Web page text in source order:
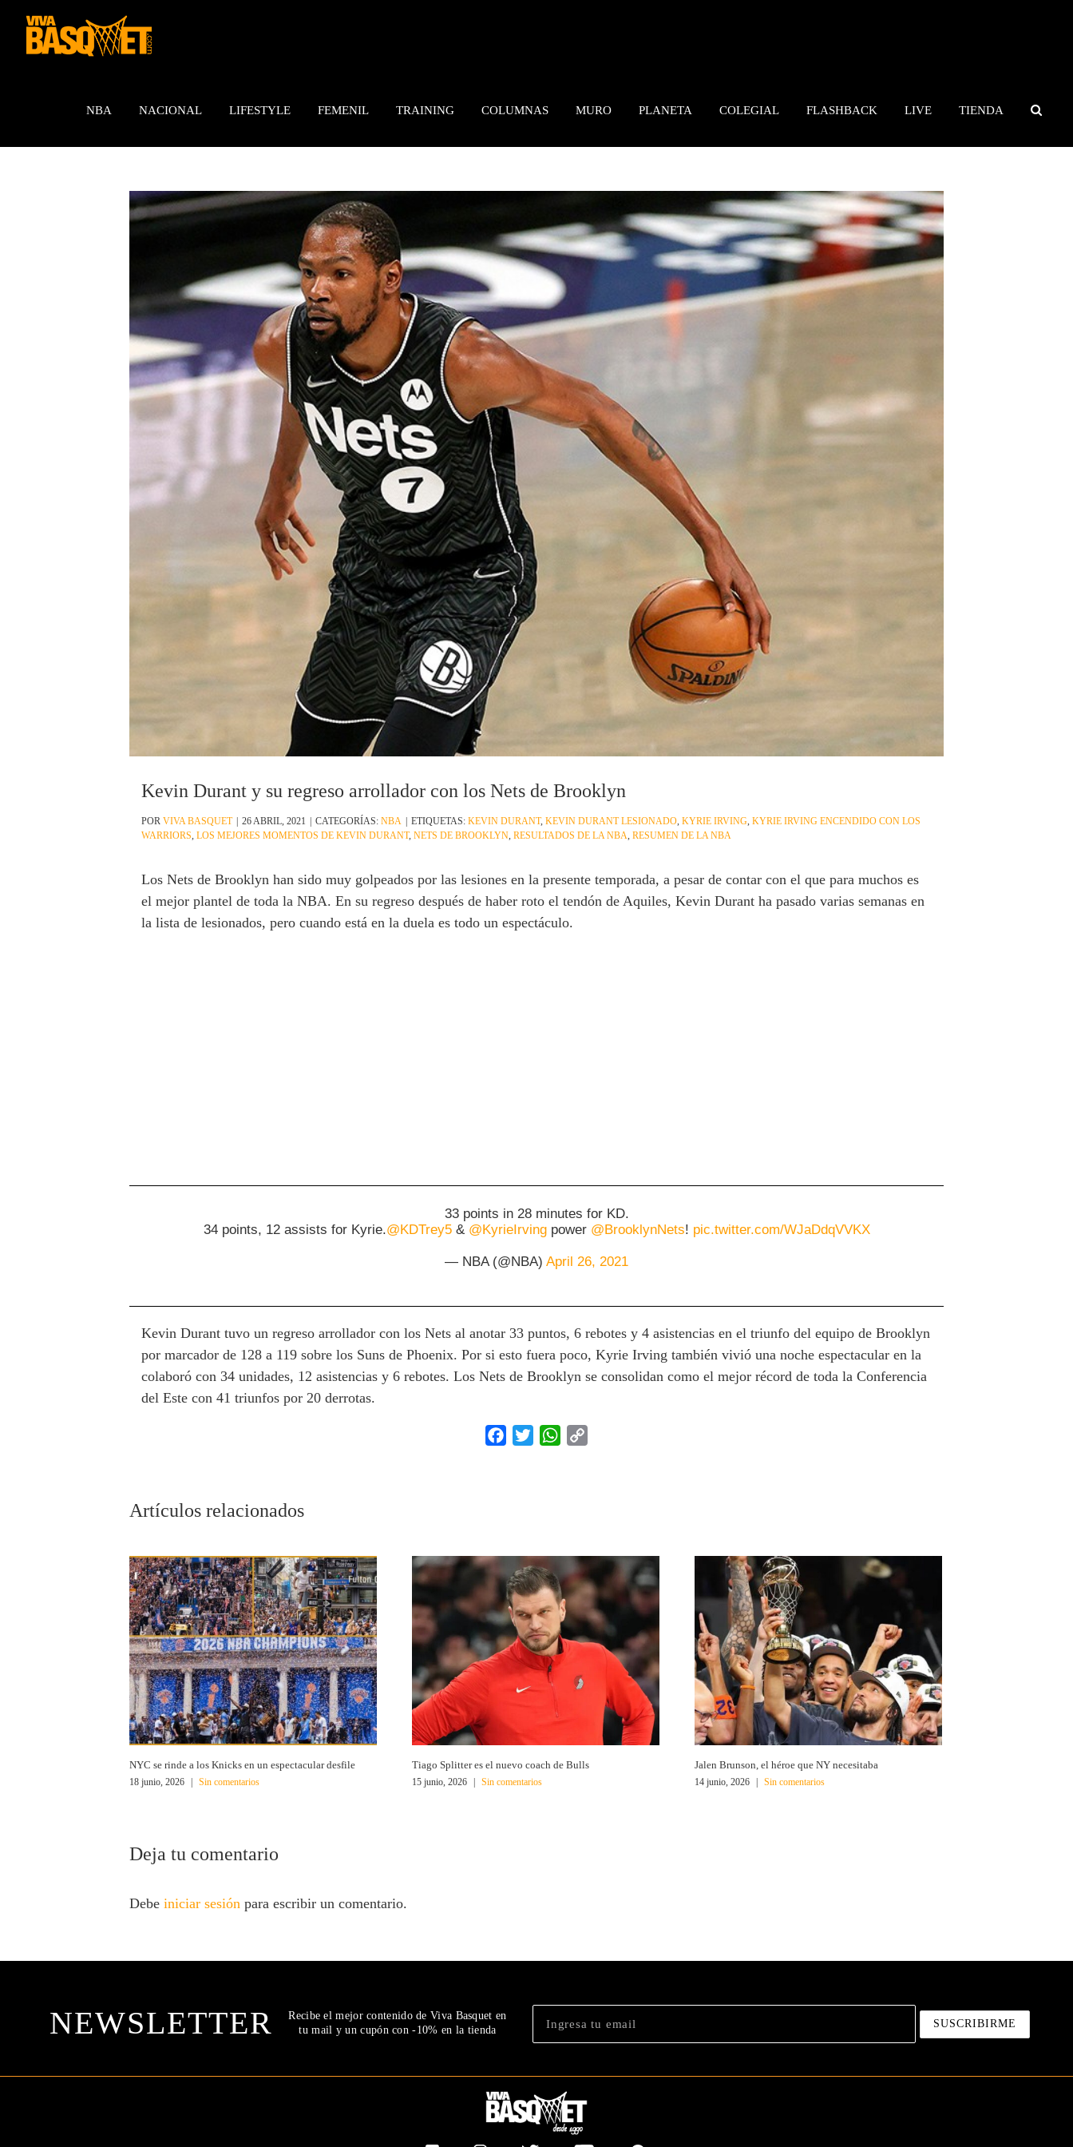
contenido
NBA NACIONAL LIFESTYLE FEMENIL TRAINING COLUMNAS MURO PLANETA COLEGIAL FLASHBACK LIVE TIENDA
Kevin Durant y su regreso arrollador con los Nets de Brooklyn
POR VIVA BASQUET | 26 ABRIL, 2021 | CATEGORÍAS: NBA | ETIQUETAS: KEVIN DURANT, KEVIN DURANT LESIONADO KYRIE IRVING KYRIE IRVING ENCENDIDO CON LOS
WARRIORS LOS MEJORES MOMENTOS DE KEVIN DURANT, NETS DE BROOKLYN RESULTADOS DE LA NBA RESUMEN DE LA NBA
Los Nets de Brooklyn han sido muy golpeados por las lesiones en la presente temporada, a pesar de contar con el que para muchos es
el mejor plantel de toda la NBA. En su regreso después de haber roto el tendón de Aquiles, Kevin Durant ha pasado varias semanas en
la lista de lesionados, pero cuando está en la duela es todo un espectáculo.
33 points in 28 minutes for KD.
34 points, 12 assists for Kyrie.@KDTrey5& @KyrieIrvingpower @BrooklynNets! pic.twitter.com/WJaDdqVVKX
— NBA (@NBA) April 26, 2021
Kevin Durant tuvo un regreso arrollador con los Nets al anotar 33 puntos, 6 rebotes y 4 asistencias en el triunfo del equipo de Brooklyn
por marcador de 128 a 119 sobre los Suns de Phoenix. Por si esto fuera poco, Kyrie Irving también vivió una noche espectacular en la
colaboró con 34 unidades, 12 asistencias y 6 rebotes. Los Nets de Brooklyn se consolidan como el mejor récord de toda la Conferencia
del Este con 41 triunfos por 20 derrotas.
Facebook
Twitter WhatsApp
Artículos relacionados
NYC se rinde a los Knicks en un espectacular desfile
18 junio, 2026 Sin comentarios
Tiago Splitter es el nuevo coach de Bulls
15 junio, 2026 Sin comentarios
Jalen Brunson, el héroe que NY necesitaba
14 junio, 2026 Sin comentarios
Deja tu comentario
Debe iniciar sesión para escribir un comentario.
NEWSLETTER
Recibe el mejor contenido de Viva Basquet en
tu mail y un cupón con -10% en la tienda